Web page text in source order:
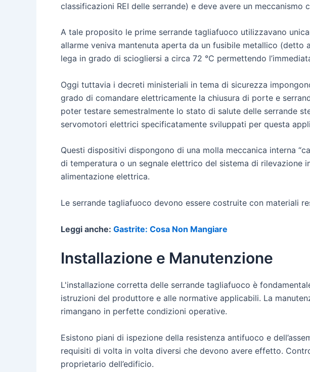
classificazioni REI delle serrande) e deve avere un
A tale proposito le prime serrande tagliafuoco utilizzavano
allarme veniva mantenuta aperta da un fusibile metallico
lega in grado di sciogliersi a circa 72 °C permettendo
Oggi tuttavia i decreti ministeriali in tema di sicurezza
grado di comandare elettricamente la chiusura di porte e
poter testare semestralmente lo stato di salute delle serrande
servomotori elettrici specificatamente sviluppati per questa
Questi dispositivi dispongono di una molla meccanica interna
di temperatura o un segnale elettrico del sistema di rilevazione
alimentazione elettrica.
Le serrande tagliafuoco devono essere costruite con materiali
Leggi anche: Gastrite: Cosa Non Mangiare
Installazione e Manutenzione
L'installazione corretta delle serrande tagliafuoco è
istruzioni del produttore e alle normative applicabili. La
rimangano in perfette condizioni operative.
Esistono piani di ispezione della resistenza antifuoco e
requisiti di volta in volta diversi che devono avere effetto.
proprietario dell’edificio.